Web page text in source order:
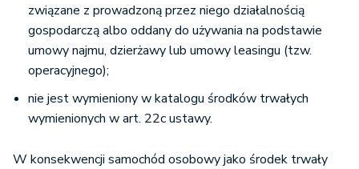
związane z prowadzoną przez niego działalnością
gospodarczą albo oddany do używania na podstawie
umowy najmu, dzierżawy lub umowy leasingu (tzw.
operacyjnego);
nie jest wymieniony w katalogu środków trwałych
wymienionych w art. 22c ustawy.
W konsekwencji samochód osobowy jako środek trwały